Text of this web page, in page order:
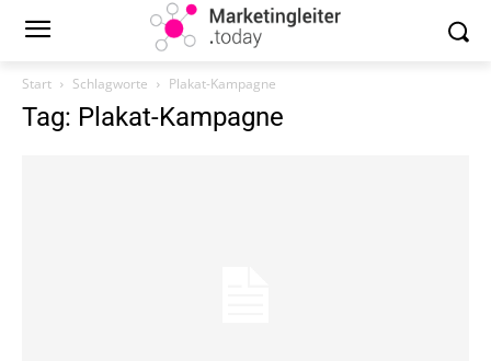
Start Schlagworte Plakat-Kampagne
Tag: Plakat-Kampagne